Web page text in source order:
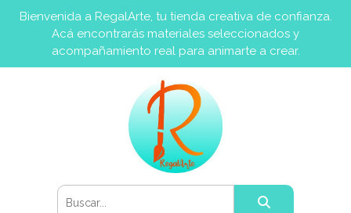
Bienvenida a RegalArte, tu tienda creativa de confianza.
Acá encontrarás materiales seleccionados y
acompañamiento real para animarte a crear.